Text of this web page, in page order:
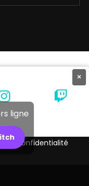
×
ligne
de confidentialité